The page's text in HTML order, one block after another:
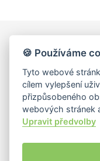
Univerzita Karlova,
Informatická sekce
Malostranské
IČ: 00216208, DIČ:
Matfyz.cz |
Studuj Matfyz
🍪 Používáme
Tyto webové
cílem vylepšení
přizpůsobeného
webových stránek
Upravit předvolby